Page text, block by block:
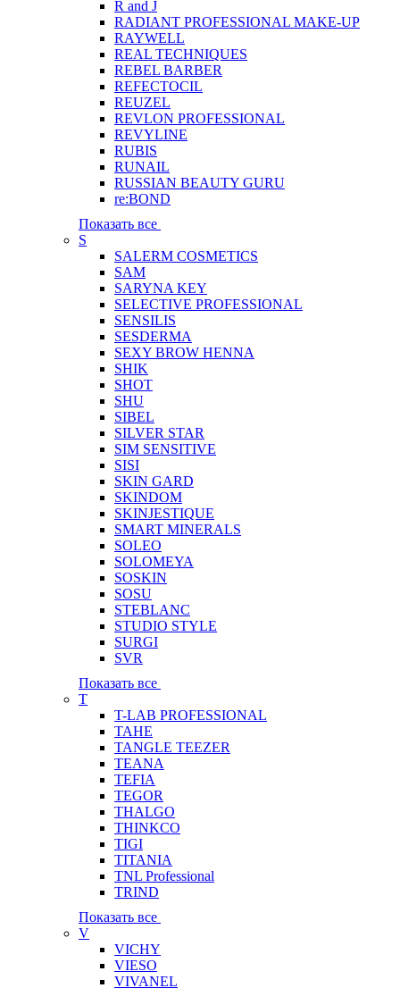
R and J
RADIANT PROFESSIONAL MAKE-UP
RAYWELL
REAL TECHNIQUES
REBEL BARBER
REFECTOCIL
REUZEL
REVLON PROFESSIONAL
REVYLINE
RUBIS
RUNAIL
RUSSIAN BEAUTY GURU
re:BOND
Показать все
S
SALERM COSMETICS
SAM
SARYNA KEY
SELECTIVE PROFESSIONAL
SENSILIS
SESDERMA
SEXY BROW HENNA
SHIK
SHOT
SHU
SIBEL
SILVER STAR
SIM SENSITIVE
SISI
SKIN GARD
SKINDOM
SKINJESTIQUE
SMART MINERALS
SOLEO
SOLOMEYA
SOSKIN
SOSU
STEBLANC
STUDIO STYLE
SURGI
SVR
Показать все
T
T-LAB PROFESSIONAL
TAHE
TANGLE TEEZER
TEANA
TEFIA
TEGOR
THALGO
THINKCO
TIGI
TITANIA
TNL Professional
TRIND
Показать все
V
VICHY
VIESO
VIVANEL